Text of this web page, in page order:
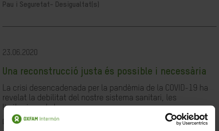
Pau i Seguretat-
Desigualtat(s)
23.06.2020
Una reconstrucció justa és possible i necessària
La crisi desencadenada per la pandèmia de la COVID-19 ha
revelat la debilitat del nostre sistema sanitari, les
limitacions de les...
Desigualtat(s)